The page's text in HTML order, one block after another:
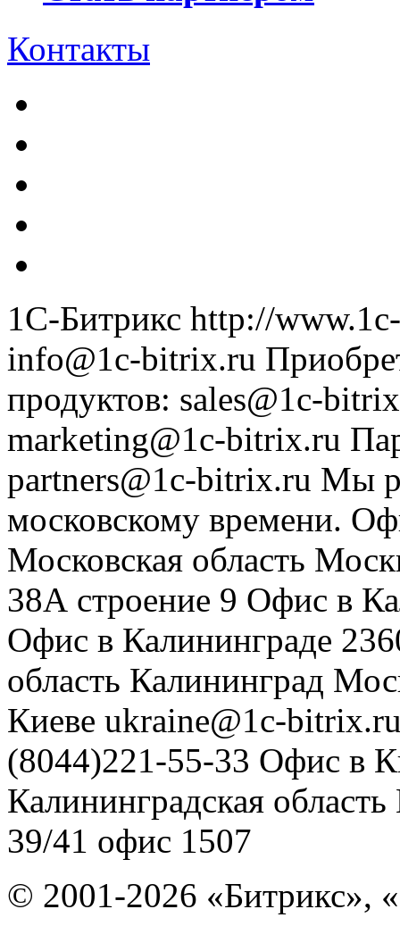
Контакты
1С-Битрикс http://
info@1c-bitrix.ru
продуктов: sales@1c-
marketing@1c-bitrix.ru
partners@1c-bitrix.ru Мы
московскому времени.
Московская область
38А строение 9 Офис в
Офис в Калининграде
область Калининград
Киеве ukraine@1c-
(8044)221-55-33 Офис в
Калининградская область
39/41 офис 1507
© 2001-2026 «Битрикс»,